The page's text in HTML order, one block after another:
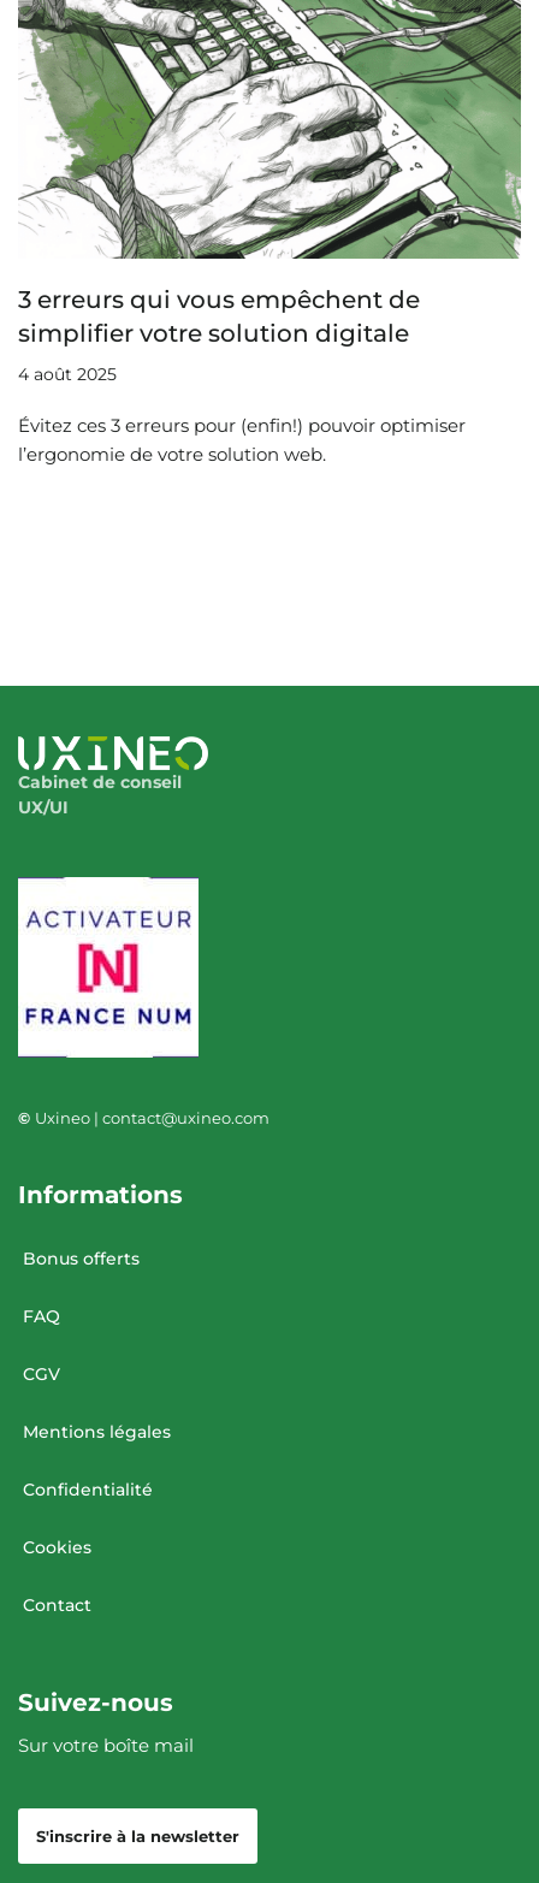
3 erreurs qui vous empêchent de
simplifier votre solution digitale
4 août 2025
Évitez ces 3 erreurs pour (enfin!) pouvoir optimiser
l’ergonomie de votre solution web.
Cabinet de conseil
UX/UI
© Uxineo | contact@uxineo.com
Informations
Bonus offerts
FAQ
CGV
Mentions légales
Confidentialité
Cookies
Contact
Suivez-nous
Sur votre boîte mail
S'inscrire à la newsletter